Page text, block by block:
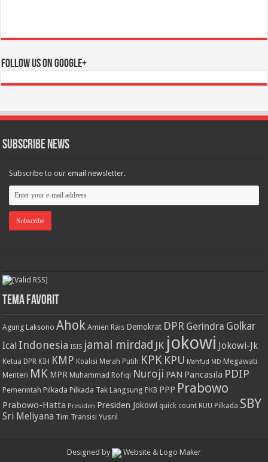
Follow us on Google+
Subscribe News
Subscribe to our email newsletter.
Tema Favorit
Agung Laksono Ahok Amien Rais Demokrat DPR Gerindra Golkar
Ical Indonesia ISIS jamal mirdad JK jokowi Jokowi-Jk
Ketua DPR KIH KMP Koalisi Merah Putih KPK KPU Mahfud MD Megawati
Menteri MK MPR Muhammad Rofiqi Nuroji PAN Pancasila PDIP
Pemerintah Pilkada Pilkada Tak Langsung PKB PPP Prabowo
Prabowo-Hatta Presiden Presiden Jokowi quick count RUU Pilkada SBY
Sri Meliyana Tim Transisi Yusril
Designed by Website & Logo Maker